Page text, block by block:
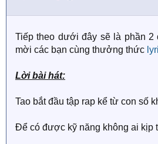
n
:Tiếp theo dưới đây sẽ là phần 2
mời các bạn cùng thưởng thức
Lời bài hát:
Tao bắt đầu tập rap kể từ con số
Để có được kỹ năng không ai kịp